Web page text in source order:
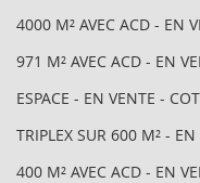
4000 M² AVEC ACD - EN
971 M² AVEC ACD - EN
ESPACE - EN VENTE -
TRIPLEX SUR 600 M² -
400 M² AVEC ACD - EN